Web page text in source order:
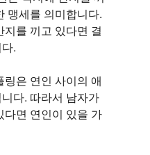
맹세를 의미합니다.
를 끼고 있다면 결
.
링은 연인 사이의 애
다. 따라서 남자가
다면 연인이 있을 가